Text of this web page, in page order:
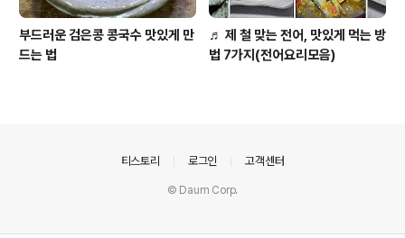
부드러운 검은콩 콩국수 맛있게 만
드는 법
♬ 제 철 맞는 전어, 맛있게 먹는 방
법 7가지(전어요리모음)
티스토리 로그인 고객센터
© Daum Corp.